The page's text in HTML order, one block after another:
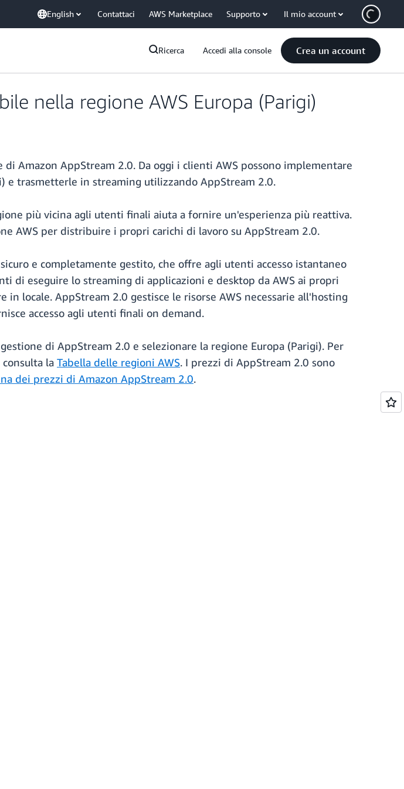
English Contattaci AWS Marketplace Supporto Il mio account
Ricerca Accedi alla console Crea un account
nella regione AWS Europa (Parigi)
Amazon AppStream 2.0. Da oggi i clienti AWS possono implementare
e trasmetterle in streaming utilizzando AppStream 2.0.
più vicina agli utenti finali aiuta a fornire un'esperienza più reattiva.
AWS per distribuire i propri carichi di lavoro su AppStream 2.0.
e completamente gestito, che offre agli utenti accesso istantaneo
di eseguire lo streaming di applicazioni e desktop da AWS ai propri
locale. AppStream 2.0 gestisce le risorse AWS necessarie all'hosting
accesso agli utenti finali on demand.
di AppStream 2.0 e selezionare la regione Europa (Parigi). Per
la Tabella delle regioni AWS. I prezzi di AppStream 2.0 sono
dei prezzi di Amazon AppStream 2.0.